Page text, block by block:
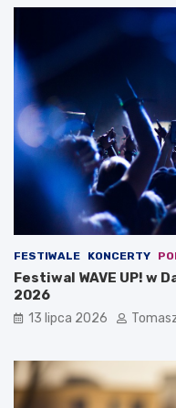
FESTIWALE KONCERTY
Festiwal WAVE UP! w
2026
13 lipca 2026